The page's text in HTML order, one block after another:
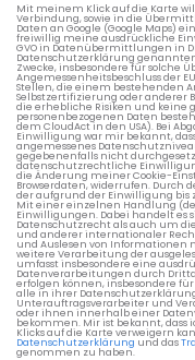
Mit meinem Klick auf die Karte
Verbindung, sowie in die
Daten an Google (Google Maps)
freiwillig meine ausdrückliche
GVO in Datenübermittlungen in
Datenschutzerklärung
Zwecke, insbesondere für solche
Angemessenheitsbeschluss der
Stellen, die einem bestehenden
Selbstzertifizierung oder
die erhebliche Risiken und keine
personenbezogenen Daten
dem CloudAct in den USA). Bei
Einwilligung war mir bekannt,
angemessenes
gegebenenfalls nicht
datenschutzrechtliche
die Änderung meiner Cookie-
Browserdaten, widerrufen. Durch
der aufgrund der Einwilligung
Mit einer einzelnen Handlung
Einwilligungen. Dabei handelt es
Datenschutzrecht als auch um die
und anderer internationaler
und Auslesen von Informationen
weitere Verarbeitung der
umfasst insbesondere eine
Datenverarbeitungen durch
erfolgen können, insbesondere
alle in ihrer
Unterauftragsverarbeiter und
oder ihnen innerhalb einer
bekommen. Mir ist bekannt,
Klicks auf die Karte verweigern
Datenschutzerklärung und das
genommen zu haben.